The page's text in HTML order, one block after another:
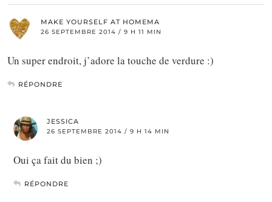
MAKE YOURSELF AT HOMEMA
26 SEPTEMBRE 2014 / 9 H 11 MIN
Un super endroit, j’adore la touche de verdure :)
RÉPONDRE
JESSICA
26 SEPTEMBRE 2014 / 9 H 14 MIN
Oui ça fait du bien ;)
RÉPONDRE